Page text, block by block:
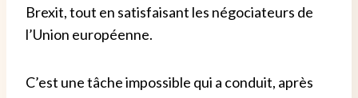
Brexit, tout en satisfaisant les négociateurs de
l’Union européenne.
C’est une tâche impossible qui a conduit, après